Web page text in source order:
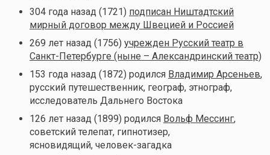
304 года назад (1721) подписан Ништадтский
мирный договор между Швецией и Россией
269 лет назад (1756) учрежден Русский театр в
Санкт-Петербурге (ныне – Александринский театр)
153 года назад (1872) родился Владимир Арсеньев,
русский путешественник, географ, этнограф,
исследователь Дальнего Востока
126 лет назад (1899) родился Вольф Мессинг,
советский телепат, гипнотизер,
ясновидящий, человек-загадка